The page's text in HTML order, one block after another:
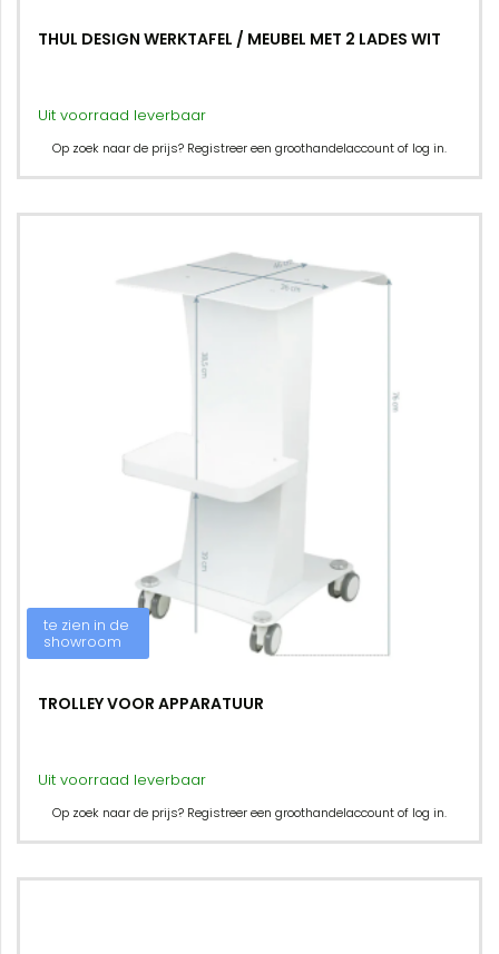
THUL DESIGN WERKTAFEL / MEUBEL MET 2 LADES WIT
Uit voorraad leverbaar
Op zoek naar de prijs? Registreer een groothandelaccount of log in.
te zien in de
showroom
TROLLEY VOOR APPARATUUR
Uit voorraad leverbaar
Op zoek naar de prijs? Registreer een groothandelaccount of log in.